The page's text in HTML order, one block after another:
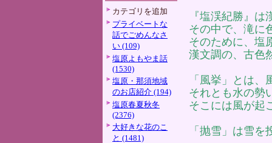
カテゴリを追加
プライベートな
話でごめんなさ
い (109)
塩原よもやま話
(1530)
塩原・那須地域
のお店紹介 (194)
塩原春夏秋冬
(2376)
大好きな花のこ
と (1481)
『塩渓紀勝』
その中で、滝に
そのために、塩
漢文調の、古色
「風挙」とは
それとも水の勢
そこには風が起
「抛雪」は雪